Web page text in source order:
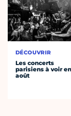
DÉCOUVRIR
Les concerts
parisiens à voir en
août